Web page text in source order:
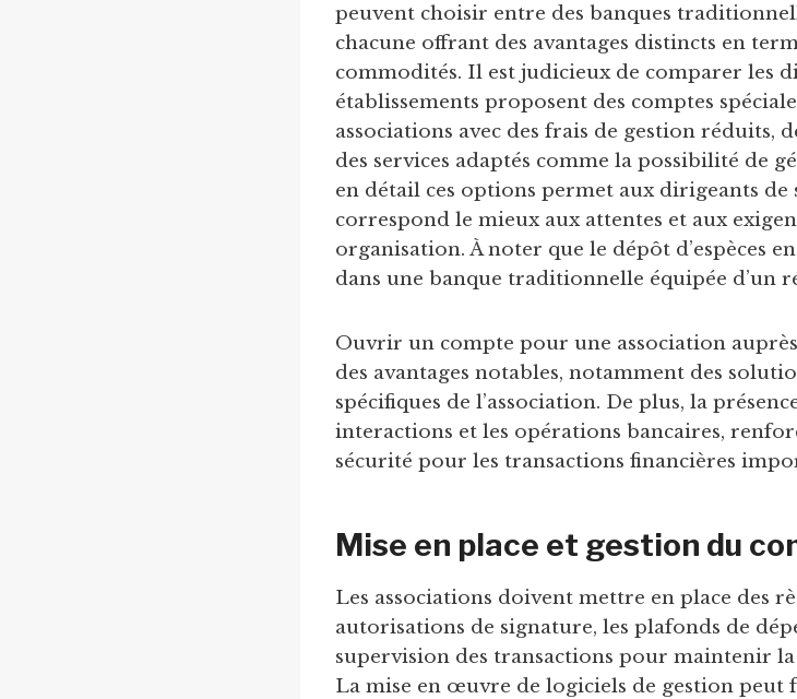
peuvent choisir entre des banques
chacune offrant des avantages distincts en
commodités. Il est judicieux de comparer les
établissements proposent des comptes
associations avec des frais de gestion réduits,
des services adaptés comme la possibilité de
en détail ces options permet aux dirigeants de
correspond le mieux aux attentes et aux
organisation. À noter que le dépôt d’espèces
dans une banque traditionnelle équipée d’un
Ouvrir un compte pour une association
des avantages notables, notamment des
spécifiques de l’association. De plus, la
interactions et les opérations bancaires,
sécurité pour les transactions financières
Mise en place et gestion du
Les associations doivent mettre en place des
autorisations de signature, les plafonds de
supervision des transactions pour maintenir
La mise en œuvre de logiciels de gestion peut